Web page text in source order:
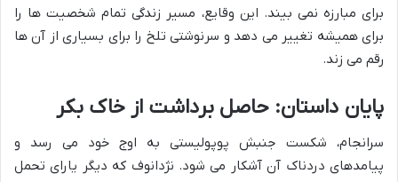
برای مبارزه نمی بیند. این وقایع، مسیر زندگی تمام شخصیت ها را
برای همیشه تغییر می دهد و سرنوشتی تلخ را برای بسیاری از آن ها
رقم می زند.
پایان داستان: حاصل برداشت از خاک بکر
سرانجام، شکست جنبش پوپولیستی به اوج خود می رسد و
پیامدهای دردناک آن آشکار می شود. نژدانوف که دیگر یارای تحمل